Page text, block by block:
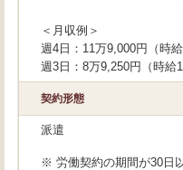
＜月収例＞
週4日：11万9,000円（時
週3日：8万9,250円（時給
契約形態
派遣
※ 労働契約の期間が30日